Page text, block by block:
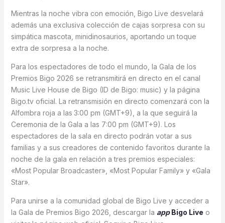
Mientras la noche vibra con emoción, Bigo Live desvelará
además una exclusiva colección de cajas sorpresa con su
simpática mascota, minidinosaurios, aportando un toque
extra de sorpresa a la noche.
Para los espectadores de todo el mundo, la Gala de los
Premios Bigo 2026 se retransmitirá en directo en el canal
Music Live House de Bigo (ID de Bigo: music) y la página
Bigo.tv oficial. La retransmisión en directo comenzará con la
Alfombra roja a las 3:00 pm (GMT+9), a la que seguirá la
Ceremonia de la Gala a las 7:00 pm (GMT+9). Los
espectadores de la sala en directo podrán votar a sus
familias y a sus creadores de contenido favoritos durante la
noche de la gala en relación a tres premios especiales:
«Most Popular Broadcaster», «Most Popular Family» y «Gala
Star».
Para unirse a la comunidad global de Bigo Live y acceder a
la Gala de Premios Bigo 2026, descargar la appBigo Live o